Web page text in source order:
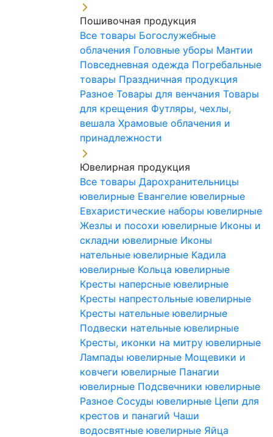
Пошивочная продукция
Все товары Богослужебные
облачения Головные уборы Мантии
Повседневная одежда Погребальные
товары Праздничная продукция
Разное Товары для венчания Товары
для крещения Футляры, чехлы,
вешала Храмовые облачения и
принадлежности
Ювелирная продукция
Все товары Дарохранительницы
ювелирные Евангелие ювелирные
Евхаристические наборы ювелирные
Жезлы и посохи ювелирные Иконы и
складни ювелирные Иконы
нательные ювелирные Кадила
ювелирные Кольца ювелирные
Кресты наперсные ювелирные
Кресты напрестольные ювелирные
Кресты нательные ювелирные
Подвески нательные ювелирные
Кресты, иконки на митру ювелирные
Лампады ювелирные Мощевики и
ковчеги ювелирные Панагии
ювелирные Подсвечники ювелирные
Разное Сосуды ювелирные Цепи для
крестов и панагий Чаши
водосвятные ювелирные Яйца